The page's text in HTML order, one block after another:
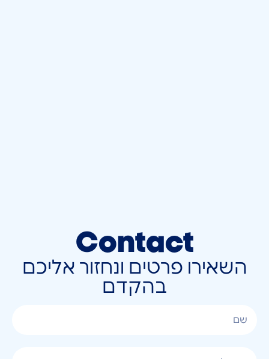
Contact
השאירו פרטים ונחזור אליכם
בהקדם